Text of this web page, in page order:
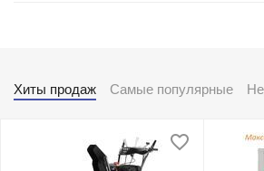
Хиты продаж Самые популярные